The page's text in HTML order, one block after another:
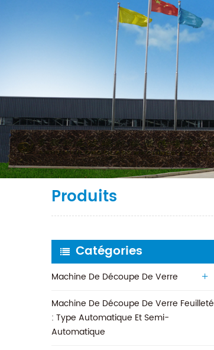
Produits
Catégories
Machine De Découpe De Verre
Machine De Découpe De Verre Feuilleté
: Type Automatique Et Semi-
Automatique